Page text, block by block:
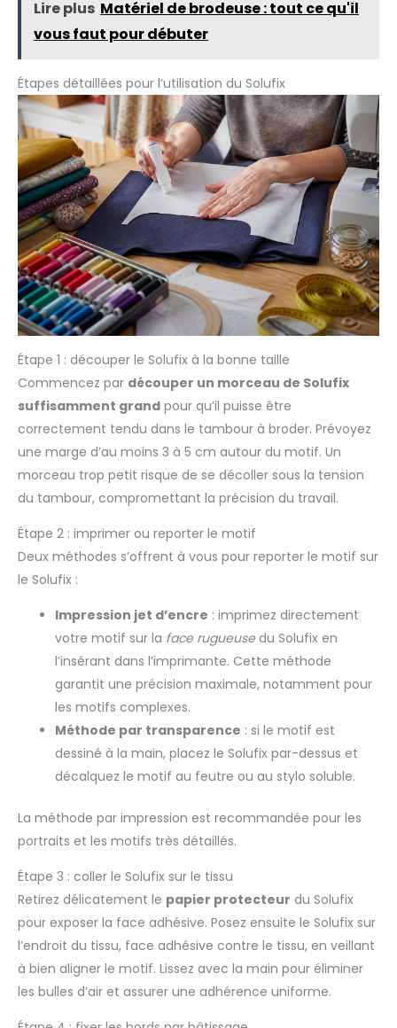
chaque point 【Largement Utilisé】Ces Broderie Point de
Croix Tissus pour Broderie peuvent être utilisées pour
réaliser divers objets artisanaux et décorations d'intérieur,
créer des cadeaux personnalisés pour votre famille et vos
amis
Lire plus Matériel de brodeuse : tout ce qu'il
vous faut pour débuter
Étapes détaillées pour l’utilisation du Solufix
Étape 1 : découper le Solufix à la bonne taille
Commencez par découper un morceau de Solufix
suffisamment grand pour qu’il puisse être
correctement tendu dans le tambour à broder. Prévoyez
une marge d’au moins 3 à 5 cm autour du motif. Un
morceau trop petit risque de se décoller sous la tension
du tambour, compromettant la précision du travail.
Étape 2 : imprimer ou reporter le motif
Deux méthodes s’offrent à vous pour reporter le motif sur
le Solufix :
Impression jet d’encre : imprimez directement
votre motif sur la face rugueusedu Solufix en
l’insérant dans l’imprimante. Cette méthode
garantit une précision maximale, notamment pour
les motifs complexes.
Méthode par transparence : si le motif est
dessiné à la main, placez le Solufix par-dessus et
décalquez le motif au feutre ou au stylo soluble.
La méthode par impression est recommandée pour les
portraits et les motifs très détaillés.
Étape 3 : coller le Solufix sur le tissu
Retirez délicatement le papier protecteur du Solufix
pour exposer la face adhésive. Posez ensuite le Solufix sur
l’endroit du tissu, face adhésive contre le tissu, en veillant
à bien aligner le motif. Lissez avec la main pour éliminer
les bulles d’air et assurer une adhérence uniforme.